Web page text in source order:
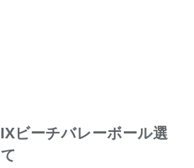
ビーチバレーボール選